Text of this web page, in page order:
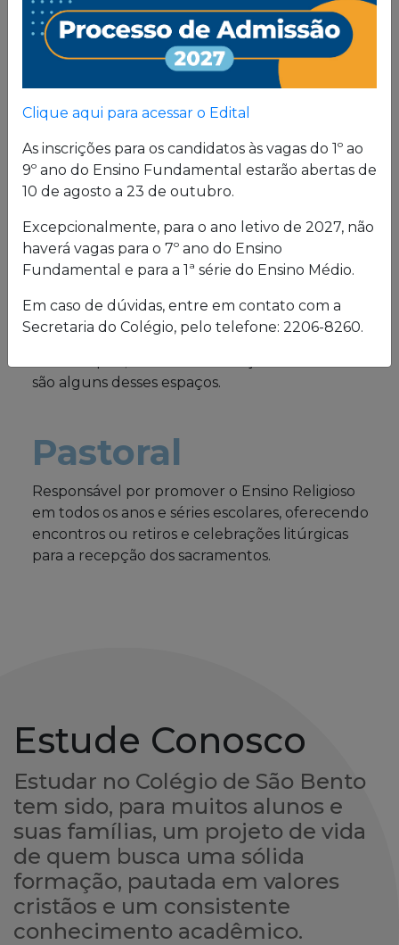
Proposta
Pedagógica
formação, pautada em valores cristãos e um
consistente conhecimento acadêmico.
Estrutura física
O Colégio oferece uma excelente estrutura para
atender a seus alunos em período integral.
Laboratórios de Química, Física e Biologia; salas
de leitura e de grupo; biblioteca; cybersala;
auditórios; complexo esportivo; piscina
são alguns desses espaços.
Pastoral
Responsável por promover o Ensino Religioso
em todos os anos e séries escolares, oferecendo
encontros ou retiros e celebrações litúrgicas
para a recepção dos sacramentos.
Estude Conosco
Estudar no Colégio de São Bento
tem sido, para muitos alunos e
suas famílias, um projeto de vida
de quem busca uma sólida
formação, pautada em valores
cristãos e um consistente
conhecimento acadêmico.
Clique aqui para acessar o Edital
As inscrições para os candidatos às vagas do 1º ao
9º ano do Ensino Fundamental estarão abertas de
10 de agosto a 23 de outubro.
Excepcionalmente, para o ano letivo de 2027, não
haverá vagas para o 7º ano do Ensino
Fundamental e para a 1ª série do Ensino Médio.
Em caso de dúvidas, entre em contato com a
Secretaria do Colégio, pelo telefone: 2206-8260.